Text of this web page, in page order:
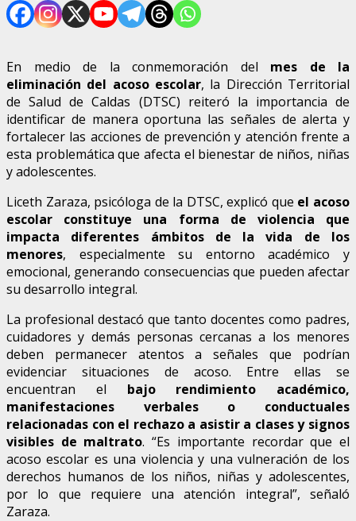
En medio de la conmemoración del mes de la
eliminación del acoso escolar, la Dirección Territorial
de Salud de Caldas (DTSC) reiteró la importancia de
identificar de manera oportuna las señales de alerta y
fortalecer las acciones de prevención y atención frente a
esta problemática que afecta el bienestar de niños, niñas
y adolescentes.
Liceth Zaraza, psicóloga de la DTSC, explicó que el acoso
escolar constituye una forma de violencia que
impacta diferentes ámbitos de la vida de los
menores, especialmente su entorno académico y
emocional, generando consecuencias que pueden afectar
su desarrollo integral.
La profesional destacó que tanto docentes como padres,
cuidadores y demás personas cercanas a los menores
deben permanecer atentos a señales que podrían
evidenciar situaciones de acoso. Entre ellas se
encuentran el bajo rendimiento académico,
manifestaciones verbales o conductuales
relacionadas con el rechazo a asistir a clases y signos
visibles de maltrato. “Es importante recordar que el
acoso escolar es una violencia y una vulneración de los
derechos humanos de los niños, niñas y adolescentes,
por lo que requiere una atención integral”, señaló
Zaraza.